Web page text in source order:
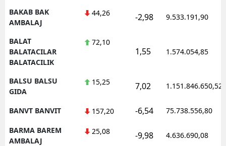
BAKAB BAK
AMBALAJ
44,26 -2,98 9.533.191,90
BALAT
BALATACILAR
BALATACILIK
72,10
1,55 1.574.054,85
BALSU BALSU
GIDA
15,25 7,02 1.151.846.650,52
BANVT BANVIT 157,20 -6,54 75.738.556,80
BARMA BAREM
AMBALAJ
25,08 -9,98 4.636.690,08